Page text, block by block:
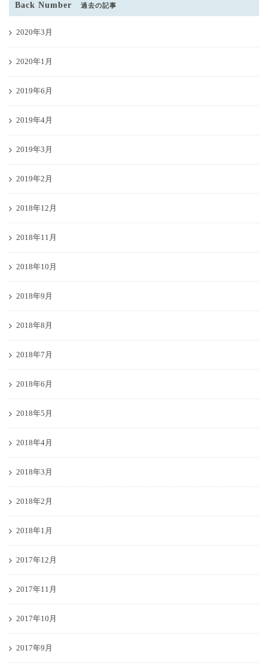
Back Number 過去の記事
2020年3月
2020年1月
2019年6月
2019年4月
2019年3月
2019年2月
2018年12月
2018年11月
2018年10月
2018年9月
2018年8月
2018年7月
2018年6月
2018年5月
2018年4月
2018年3月
2018年2月
2018年1月
2017年12月
2017年11月
2017年10月
2017年9月